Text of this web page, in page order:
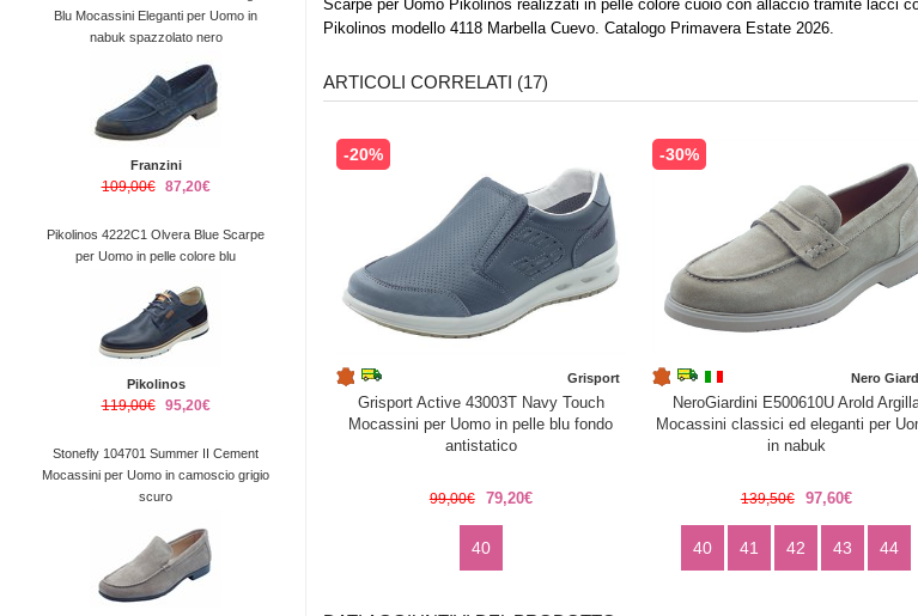
Blu Mocassini Eleganti per Uomo in
nabuk spazzolato nero
Franzini
109,00€ 87,20€
Pikolinos 4222C1 Olvera Blue Scarpe
per Uomo in pelle colore blu
Pikolinos
119,00€ 95,20€
Stonefly 104701 Summer II Cement
Mocassini per Uomo in camoscio grigio
scuro
Scarpe per Uomo Pikolinos realizzati in pelle colore cuoio con allaccio tramite lacci
Pikolinos modello 4118 Marbella Cuevo. Catalogo Primavera Estate 2026.
ARTICOLI CORRELATI (17)
-20%
Grisport
Grisport Active 43003T Navy Touch
Mocassini per Uomo in pelle blu fondo
antistatico
99,00€ 79,20€
40
-30%
Nero
NeroGiardini E500610U Arold
Mocassini classici ed eleganti per
in nabuk
139,50€ 97,60€
40 41 42 43 44